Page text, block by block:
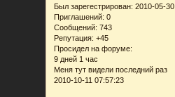
Был зарегестрирован: 2010-05-30
Приглашений: 0
Сообщений: 743
Репутация: +45
Просидел на форуме:
9 дней 1 час
Меня тут видели последний раз
2010-10-11 07:57:23